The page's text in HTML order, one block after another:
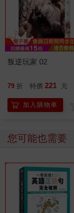
叛逆玩家 02
79 折 特價 221 元
加入購物車
您可能也需要